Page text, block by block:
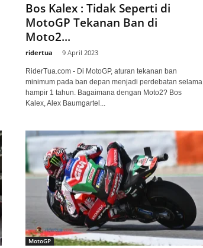
Bos Kalex : Tidak Seperti di
MotoGP Tekanan Ban di
Moto2...
ridertua 9 April 2023
RiderTua.com - Di MotoGP, aturan tekanan ban
minimum pada ban depan menjadi perdebatan selama
hampir 1 tahun. Bagaimana dengan Moto2? Bos
Kalex, Alex Baumgartel...
MotoGP